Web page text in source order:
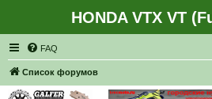
HONDA VTX VT
FAQ
Список форумов